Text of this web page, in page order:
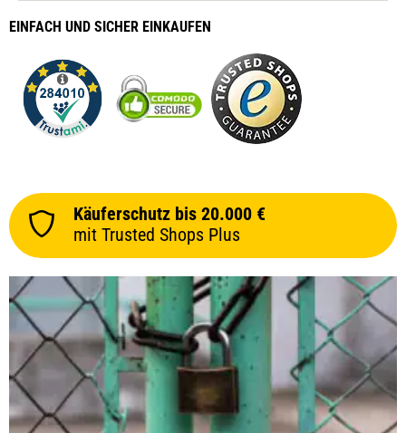
EINFACH UND SICHER EINKAUFEN
Käuferschutz bis 20.000 €
mit Trusted Shops Plus